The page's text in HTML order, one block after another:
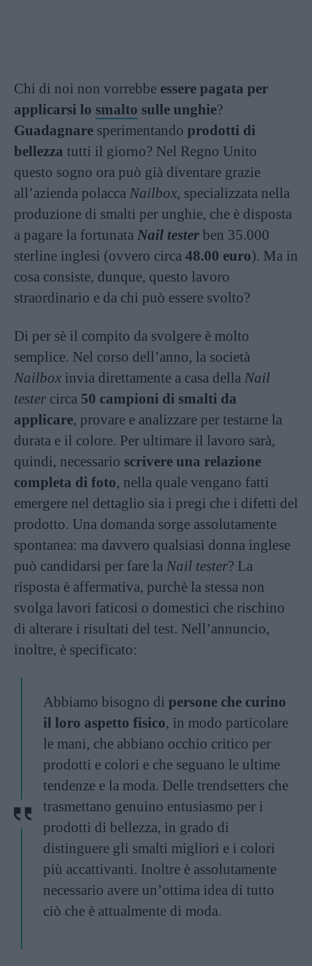
Chi di noi non vorrebbe essere pagata per
applicarsi lo smalto sulle unghie?
Guadagnare sperimentando prodotti di
bellezza tutti il giorno? Nel Regno Unito
questo sogno ora può già diventare grazie
all’azienda polacca Nailbox, specializzata nella
produzione di smalti per unghie, che è disposta
a pagare la fortunata Nail tester ben 35.000
sterline inglesi (ovvero circa 48.00 euro). Ma in
cosa consiste, dunque, questo lavoro
straordinario e da chi può essere svolto?
Di per sè il compito da svolgere è molto
semplice. Nel corso dell’anno, la società
Nailbox invia direttamente a casa della Nail
tester circa 50 campioni di smalti da
applicare, provare e analizzare per testarne la
durata e il colore. Per ultimare il lavoro sarà,
quindi, necessario scrivere una relazione
completa di foto, nella quale vengano fatti
emergere nel dettaglio sia i pregi che i difetti del
prodotto. Una domanda sorge assolutamente
spontanea: ma davvero qualsiasi donna inglese
può candidarsi per fare la Nail tester? La
risposta è affermativa, purchè la stessa non
svolga lavori faticosi o domestici che rischino
di alterare i risultati del test. Nell’annuncio,
inoltre, è specificato:
Abbiamo bisogno di persone che curino
il loro aspetto fisico, in modo particolare
le mani, che abbiano occhio critico per
prodotti e colori e che seguano le ultime
tendenze e la moda. Delle trendsetters che
trasmettano genuino entusiasmo per i
prodotti di bellezza, in grado di
distinguere gli smalti migliori e i colori
più accattivanti. Inoltre è assolutamente
necessario avere un’ottima idea di tutto
ciò che è attualmente di moda.